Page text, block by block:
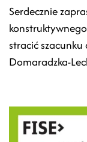
Serdecznie
stracić
Domaradzka-